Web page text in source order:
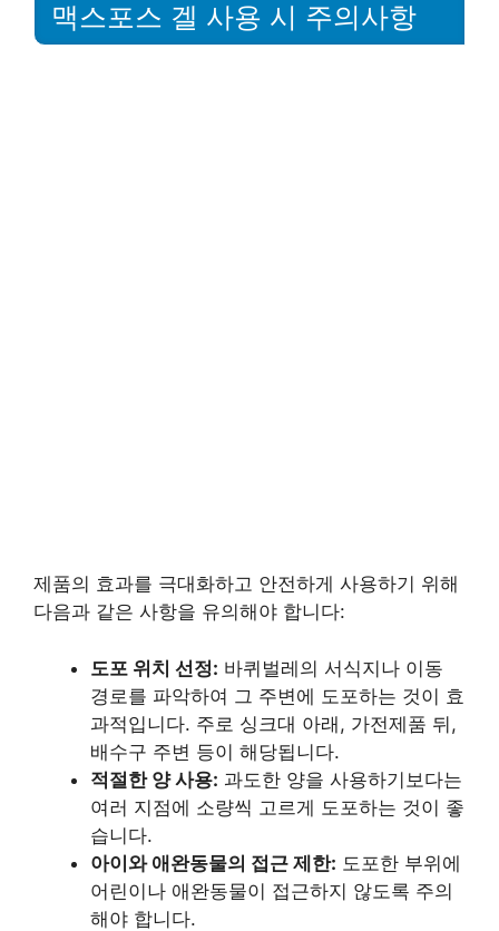
맥스포스 겔 사용 시 주의사항
제품의 효과를 극대화하고 안전하게 사용하기 위해
다음과 같은 사항을 유의해야 합니다:
도포 위치 선정: 바퀴벌레의 서식지나 이동
경로를 파악하여 그 주변에 도포하는 것이 효
과적입니다. 주로 싱크대 아래, 가전제품 뒤,
배수구 주변 등이 해당됩니다.
적절한 양 사용: 과도한 양을 사용하기보다는
여러 지점에 소량씩 고르게 도포하는 것이 좋
습니다.
아이와 애완동물의 접근 제한: 도포한 부위에
어린이나 애완동물이 접근하지 않도록 주의
해야 합니다.